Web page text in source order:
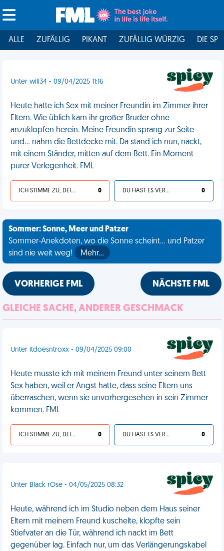
ALLE ZUFÄLLIG PIKANT ZUFÄLLIG WÜRZIG DIE
Unter will34 - 09/04/2025 11:16
Heute hatte ich Sex mit meiner Freundin im Zimmer ihrer
Eltern. Wie üblich kam ihr großer Bruder ohne
anzuklopfen herein. Meine Freundin sprang zur Seite
und... nahm die Bettdecke mit. Da stand ich nun, nackt,
mit einem Ständer, mitten auf dem Bett. Ein Moment
purer Verlegenheit. FML
ICH STIMME ZU, DEIN LEBEN IST SCHEISSE 0 DU HAST ES VERDIENT 0
Sommer: Sonne, Meer und Patzer
Sommer-Anekdoten, wo die Sonne scheint... und Patzer
sind nie weit weg!
Mehr…
VORHERIGE FML NÄCHSTE FML
GLEICHE SACHE, ANDERER GESCHMACK
Unter itdoesntroxx - 09/04/2025 09:00
Heute musste ich mit meinem Freund unter seinem Bett
Sex haben, weil er Angst hatte, dass seine Eltern uns
überraschen, wenn sie unvorhergesehen in sein Zimmer
kommen. FML
ICH STIMME ZU, DEIN LEBEN IST SCHEISSE 0 DU HAST ES VERDIENT 0
Unter Black rOse - 04/05/2025 08:32
Heute, während ich im Studio neben dem Haus seiner
Eltern mit meinem Freund kuschelte, klopfte sein
Stiefvater an die Tür, während ich nackt im Bett
gegenüber lag. Einfach nur, um das Verlängerungskabel